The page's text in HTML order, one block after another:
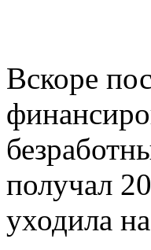
Вскоре
получал
уходила